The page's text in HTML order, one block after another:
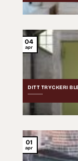
DITT TRYCKERI
04
apr
01
apr